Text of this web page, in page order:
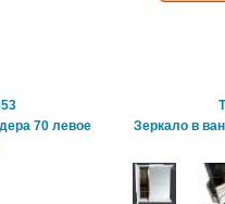
70 левое
Зеркало в